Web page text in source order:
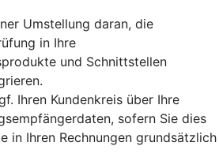
Umstellung daran, die
in Ihre
und Schnittstellen
Ihren Kundenkreis über Ihre
sofern Sie dies
in Ihren Rechnungen grundsätzlich